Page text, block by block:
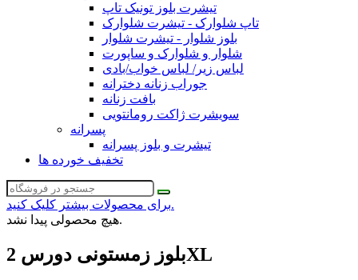
تیشرت بلوز تونیک تاپ
تاپ شلوارک - تیشرت شلوارک
بلوز شلوار - تیشرت شلوار
شلوار و شلوارک و ساپورت
لباس زیر/ لباس خواب/بادی
جوراب زنانه دخترانه
بافت زنانه
سویشرت ژاکت رومانتویی
پسرانه
تیشرت و بلوز پسرانه
تخفیف خورده ها
برای محصولات بیشتر کلیک کنید.
هیچ محصولی پیدا نشد.
بلوز زمستونی دورس 2XL